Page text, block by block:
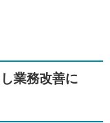
業務改善に